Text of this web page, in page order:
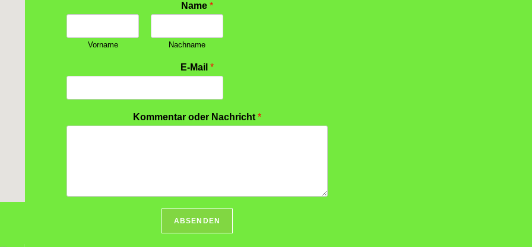
Name *
Vorname Nachname
E-Mail *
Kommentar oder Nachricht *
ABSENDEN